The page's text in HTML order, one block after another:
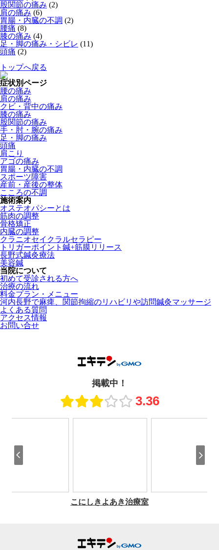
股関節の痛み (2)
肩の痛み (6)
胃腸・内臓の不調 (2)
腰痛 (8)
膝の痛み (4)
足・脚の痛み・シビレ (11)
頭痛 (2)
トップへ戻る
症状別ページ
腰の痛み
肩の痛み
クビ・背中の痛み
膝の痛み
股関節の痛み
手・肘・腕の痛み
足・脚の痛み
頭痛
肩こり
アゴの痛み
胃腸・内臓の不調
スポーツ障害
産前・産後の整体
こころの不調
施術案内
オステオパシーとは
筋肉の調整
骨格矯正
内臓の調整
クラニオセイクラルセラピー
トリガーポイント鍼+筋膜リリース
長野式鍼灸療法
美容鍼
当院について
初めて受診される方へ
治療の流れ
料金プラン・メニュー
河内長野で麻痺、関節拘縮のリハビリや訪問鍼灸マッサージ
よくある質問
アクセス情報
お問い合せ